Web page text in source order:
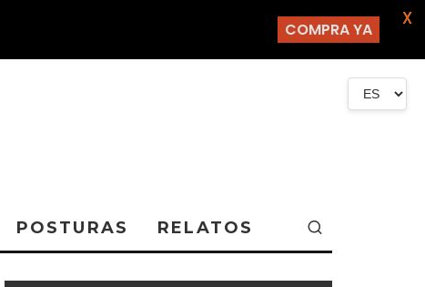
POSTURAS RELATOS
COMPRA YA
X